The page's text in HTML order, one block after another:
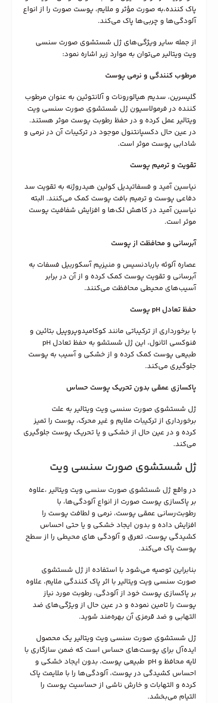
پاک کننده،به صورت مؤثر و ملایم، پوست صورت را از انواع
آلودگی‌ها و چربی‌ها پاک می‌کند.
از جمله سایر ویژگی‌های ژل شستشوی صورت سنسی
ویت ویتالیر می‌توان به موارد زیر اشاره نمود:
مرطوب کنندگی و نرمی پوست
گلیسرین، سدیم هیالورونات و آلانتوئین به عنوان مرطوب
کننده‌ در فرمولاسیون ژل شستشوی صورت سنسی ویت
ویتالیر عمل کرده و در حفظ رطوبت پوست موثر هستند.
در عین حال دکسپانتنول موجود در ترکیبات آن در نرمی و
شادابی پوست موثر است.
تقویت و ترمیم پوست
نیاسین آمید و فسفاتیدیل کولین هیدروژنه به تقویت سد
دفاعی پوست و ترمیم بافت پوست کمک می‌کنند. البته
نیاسین آمید در کاهش لک‌ها و افزایش شفافیت پوست
موثر است.
آبرسانی و محافظت از پوست
عصاره آلوئه باربادنسیس و منیزیم آسکوربیل فسفات به
آبرسانی و تقویت پوست کمک کرده و از آن در برابر
آسیب‌های محیطی محافظت می‌کنند.
حفظ تعادل
پوست
با برخورداری از ترکیباتی مانند کوکامیدوپروپیل بتائین و
فنوکسی اتانول، این ژل شستشو به حفظ تعادل pH
طبیعی پوست کمک کرده و از خشکی و آسیب به پوست
جلوگیری می‌کند.
پاکسازی عمقی بدون تحریک پوست حساس
ژل شستشوی صورت سنسی ویت ویتالیر به علت
برخورداری از ترکیبات ملایم و غیر محرک، پوست را تمیز
کرده و در عین حال از خشکی و یا تحریک پوست جلوگیری
می‌کند.
ژل شستشوی صورت سنسی ویت
در واقع ژل شستشوی صورت سنسی ویت ویتالیر ،علاوه
بر پاکسازی پوست صورت از انواع آلودگی‌ها، با
رطوبت‌رسانی عمقی پوست، نرمی و لطافت پوست را
افزایش داده و بدون ایجاد خشکی و یا حتی احساس
کشیدگی پوست، تعرق و آلودگی های محیطی را از سطح
پوست پاک می‌کند.
بنابراین توصیه می‌شود با استفاده از ژل شستشوی
صورت سنسی ویت ویتالیر با اثر پاک کنندگی ملایم، علاوه
بر پاکسازی پوست خود از آلودگی، رطوبت مورد نیاز
پوست را تامین نموده و در عین حال از ویژگی‌های ضد
التهابی و ضد قرمزی آن بهره‌مند شوید.
ژل شستشوی صورت سنسی ویت ویتالیر یک محصول
ایده‌آل برای پوست‌های حساس است که ضمن سازگاری با
لایه محافظ و pH طبیعی پوست، بدون ایجاد خشکی و
احساس کشیدگی در پوست، آلودگی‌ها را با ملایمت پاک
کرده و التهابات و خارش ناشی از حساسیت پوست را
التیام می‌بخشد.